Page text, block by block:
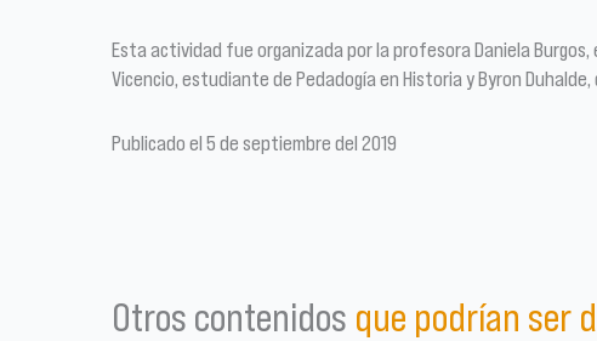
Esta actividad fue organizada por la profesora Daniela
Vicencio, estudiante de Pedadogía en Historia y Byron
Publicado el 5 de septiembre del 2019
Otros contenidos que podrían ser